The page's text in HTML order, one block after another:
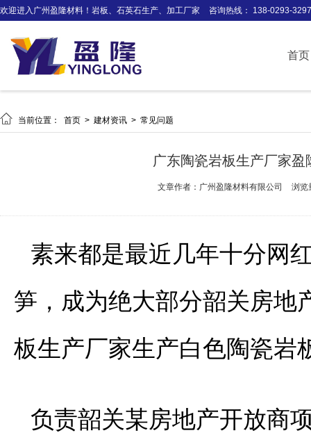
欢迎进入广州盈隆材料！岩板、石英石生产、加工厂家 咨询热线： 138-0293-3297
首页
 当前位置： 首页 > 建材资讯 > 常见问题
广东陶瓷岩板生产厂家
文章作者：广州盈隆材料有限公司 浏览
素来都是最近几年十分网
笋，成为绝大部分韶关房地
板生产厂家生产白色陶瓷岩
负责韶关某房地产开放商